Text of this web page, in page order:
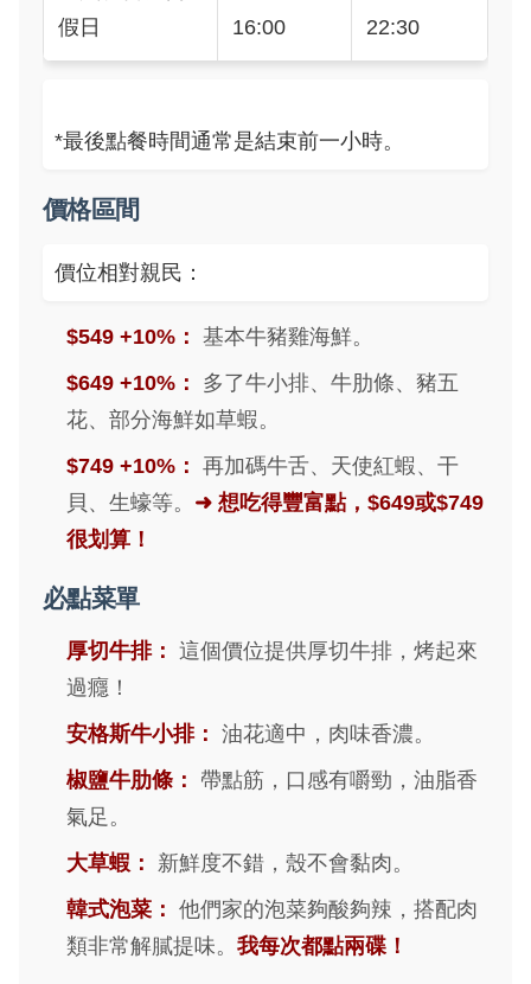
假日
16:00
22:30
*最後點餐時間通常是結束前一小時。
價格區間
價位相對親民：
$549 +10%： 基本牛豬雞海鮮。
$649 +10%：
多了牛小排、牛肋條、豬五
花、部分海鮮如草蝦。
$749 +10%： 再加碼牛舌、天使紅蝦、干
貝、生蠔等。 ➜ 想吃得豐富點，$649或$749
很划算！
必點菜單
厚切牛排： 這個價位提供厚切牛排，烤起來
過癮！
安格斯牛小排： 油花適中，肉味香濃。
椒鹽牛肋條：
帶點筋，口感有嚼勁，油脂香
氣足。
大草蝦：
新鮮度不錯，殼不會黏肉。
韓式泡菜： 他們家的泡菜夠酸夠辣，搭配肉
類非常解膩提味。 我每次都點兩碟！